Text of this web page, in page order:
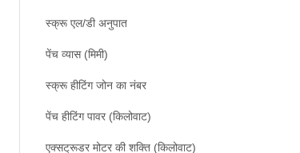
स्क्रू एल/डी अनुपात
पेंच व्यास (मिमी)
स्क्रू हीटिंग जोन का नंबर
पेंच हीटिंग पावर (किलोवाट)
एक्सट्रूडर मोटर की शक्ति (किलोवाट)